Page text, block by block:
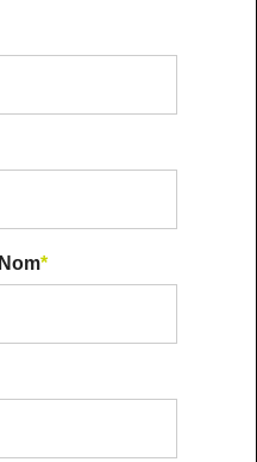
Nom*